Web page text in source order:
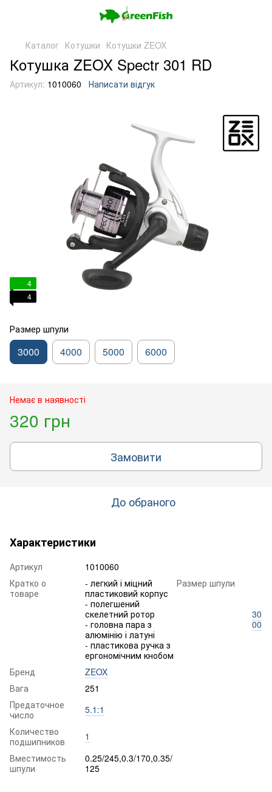
Каталог Котушки Котушки ZEOX
Котушка ZEOX Spectr 301 RD
Артикул: 1010060 Написати відгук
4
4
Размер шпули
3000 4000 5000 6000
Немає в наявності
320 грн
Замовити
До обраного
Характеристики
Артикул
1010060
Кратко о
товаре
- легкий і міцний
пластиковий корпус
- полегшений
скелетний ротор
- головна пара з
алюмінію і латуні
- пластикова ручка з
ергономічним кнобом
Размер шпули
30
00
Бренд
ZEOX
Вага
251
Предаточное
число
5.1:1
Количество
подшипников
1
Вместимость
шпули
0.25/245,0.3/170,0.35/
125